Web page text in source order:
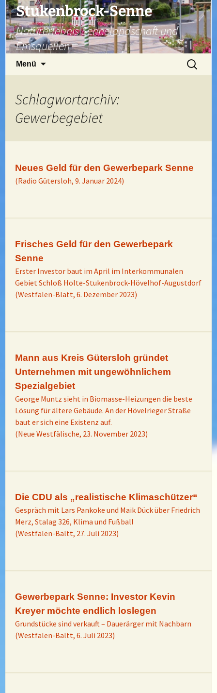
Zum
Inhalt
springen
Stukenbrock-Senne
Naturerlebnis Sennelandschaft und
Emsquellen
Menü
Suchen
nach:
Schlagwortarchiv:
Gewerbegebiet
Neues Geld für den Gewerbepark Senne
(Radio Gütersloh, 9. Januar 2024)
Frisches Geld für den Gewerbepark
Senne
Erster Investor baut im April im Interkommunalen
Gebiet Schloß Holte-Stukenbrock-Hövelhof-Augustdorf
(Westfalen-Blatt, 6. Dezember 2023)
Mann aus Kreis Gütersloh gründet
Unternehmen mit ungewöhnlichem
Spezialgebiet
George Muntz sieht in Biomasse-Heizungen die beste
Lösung für ältere Gebäude. An der Hövelrieger Straße
baut er sich eine Existenz auf.
(Neue Westfälische, 23. November 2023)
Die CDU als „realistische Klimaschützer“
Gespräch mit Lars Pankoke und Maik Dück über Friedrich
Merz, Stalag 326, Klima und Fußball
(Westfalen-Baltt, 27. Juli 2023)
Gewerbepark Senne: Investor Kevin
Kreyer möchte endlich loslegen
Grundstücke sind verkauft – Dauerärger mit Nachbarn
(Westfalen-Baltt, 6. Juli 2023)